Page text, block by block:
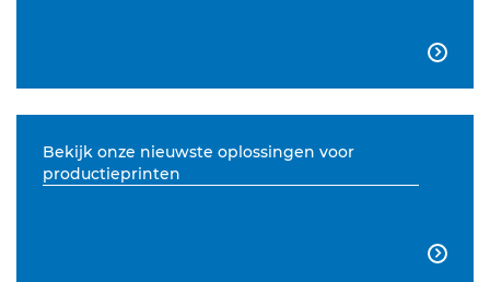

Bekijk onze nieuwste oplossingen voor
productieprinten
